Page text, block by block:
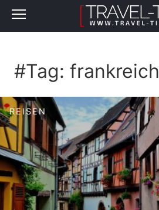
#Tag: frankreich
REISEN